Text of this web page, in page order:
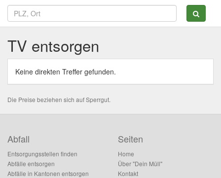
TV entsorgen
Keine direkten Treffer gefunden.
Die Preise beziehen sich auf Sperrgut.
Abfall
Entsorgungsstellen finden
Abfälle entsorgen
Abfälle in Kantonen entsorgen
Seiten
Home
Über "Dein Müll"
Kontakt